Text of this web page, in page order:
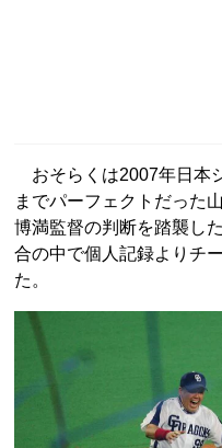
おそらくは2007年日本
までパーフェクトだった
博満監督の判断を踏襲し
合の中で個人記録よりチ
た。